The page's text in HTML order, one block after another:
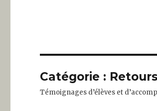
Catégorie : Retours
Témoignages d’élèves et